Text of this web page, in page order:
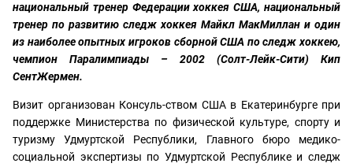
национальный тренер Федерации хоккея США, национальный
тренер по развитию следж хоккея Майкл МакМиллан и один
из наиболее опытных игроков сборной США по следж хоккею,
чемпион Паралимпиады – 2002 (Солт-Лейк-Сити) Кип
СентЖермен.
Визит организован Консуль-ством США в Екатеринбурге при
поддержке Министерства по физической культуре, спорту и
туризму Удмуртской Республики, Главного бюро медико-
социальной экспертизы по Удмуртской Республике и следж